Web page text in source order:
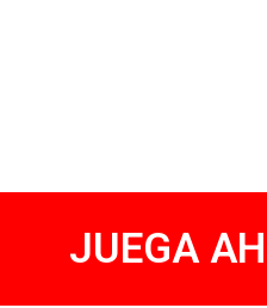
JUEGA